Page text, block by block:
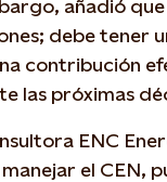
añadió que
debe tener
contribución
las próximas
ENC
el CEN,